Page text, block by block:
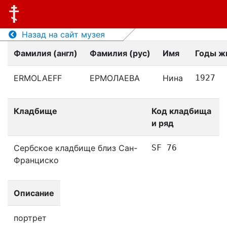
Назад на сайт музея
Фамилия (англ)
Фамилия (рус) Имя Годы
ERMOLAEFF ЕРМОЛАЕВА Нина 1927
Кладбище
Код кладбища
и ряд
Сербское кладбище близ Сан-
Франциско
SF 76
Описание
портрет